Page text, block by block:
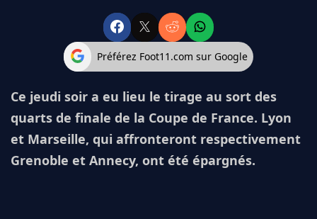
Préférez Foot11.com sur Google
Ce jeudi soir a eu lieu le tirage au sort des
quarts de finale de la Coupe de France. Lyon
et Marseille, qui affronteront respectivement
Grenoble et Annecy, ont été épargnés.